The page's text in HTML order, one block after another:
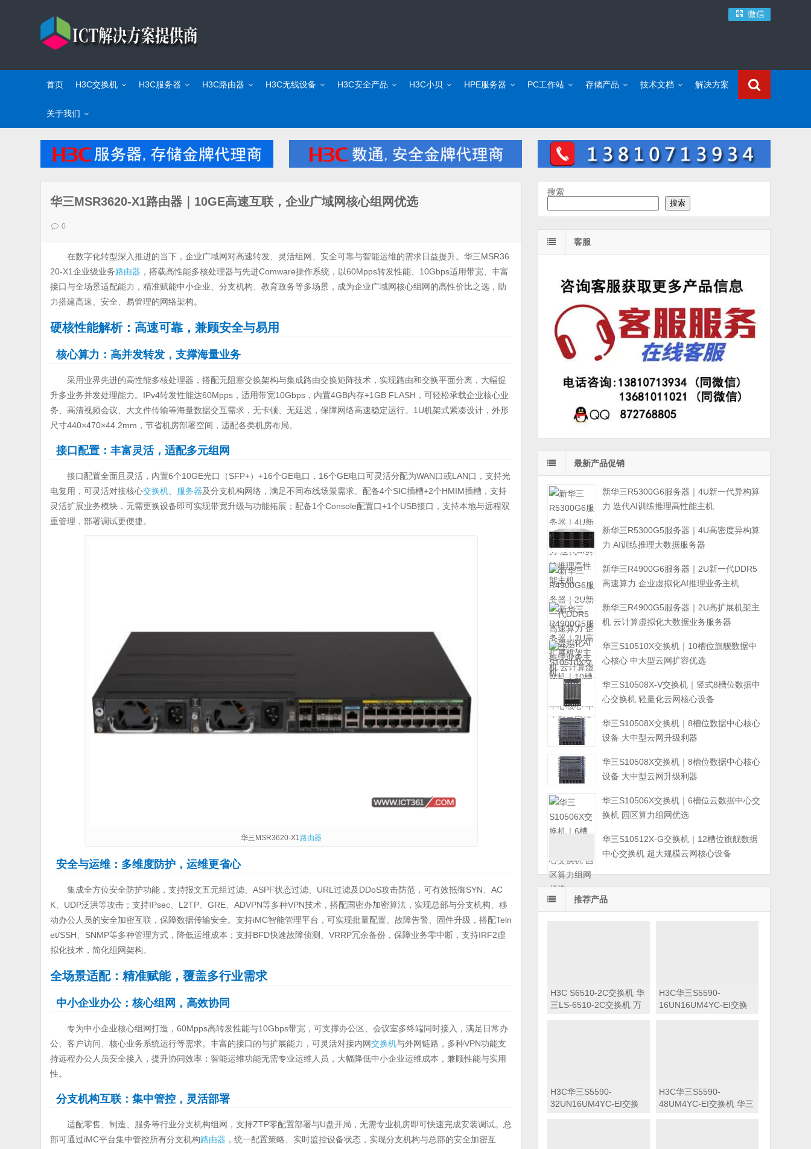
微信
首页 H3C交换机 H3C服务器 H3C路由器 H3C无线设备 H3C安全产品 H3C小贝 HPE服务器 PC工作站 存储产品 技术文档 解决方案
关于我们
华三MSR3620-X1路由器｜10GE高速互联，企业广域网核心组网优选
0
在数字化转型深入推进的当下，企业广域网对高速转发、灵活组网、安全可靠与智能运维的需求日益提升。华三MSR36
20-X1企业级业务路由器 ，搭载高性能多核处理器与先进Comware操作系统，以60Mpps转发性能、10Gbps适用带宽、丰富
接口与全场景适配能力，精准赋能中小企业、分支机构、教育政务等多场景，成为企业广域网核心组网的高性价比之选，助
力搭建高速、安全、易管理的网络架构。
硬核性能解析：高速可靠，兼顾安全与易用
核心算力：高并发转发，支撑海量业务
采用业界先进的高性能多核处理器，搭配无阻塞交换架构与集成路由交换矩阵技术，实现路由和交换平面分离，大幅提
升多业务并发处理能力。IPv4转发性能达60Mpps，适用带宽10Gbps，内置4GB内存+1GB FLASH，可轻松承载企业核心业
务、高清视频会议、大文件传输等海量数据交互需求，无卡顿、无延迟，保障网络高速稳定运行。1U机架式紧凑设计，外形
尺寸440×470×44.2mm，节省机房部署空间，适配各类机房布局。
接口配置：丰富灵活，适配多元组网
接口配置全面且灵活，内置6个10GE光口（SFP+）+16个GE电口，16个GE电口可灵活分配为WAN口或LAN口，支持光
电复用，可灵活对接核心交换机、 服务器及分支机构网络，满足不同布线场景需求。配备4个SIC插槽+2个HMIM插槽，支持
灵活扩展业务模块，无需更换设备即可实现带宽升级与功能拓展；配备1个Console配置口+1个USB接口，支持本地与远程双
重管理，部署调试更便捷。
华三MSR3620-X1路由器
安全与运维：多维度防护，运维更省心
集成全方位安全防护功能，支持报文五元组过滤、ASPF状态过滤、URL过滤及DDoS攻击防范，可有效抵御SYN、AC
K、UDP泛洪等攻击；支持IPsec、L2TP、GRE、ADVPN等多种VPN技术，搭配国密办加密算法，实现总部与分支机构、移
动办公人员的安全加密互联，保障数据传输安全。支持iMC智能管理平台，可实现批量配置、故障告警、固件升级，搭配Teln
et/SSH、SNMP等多种管理方式，降低运维成本；支持BFD快速故障侦测、VRRP冗余备份，保障业务零中断，支持IRF2虚
拟化技术，简化组网架构。
全场景适配：精准赋能，覆盖多行业需求
中小企业办公：核心组网，高效协同
专为中小企业核心组网打造，60Mpps高转发性能与10Gbps带宽，可支撑办公区、会议室多终端同时接入，满足日常办
公、客户访问、核心业务系统运行等需求。丰富的接口的与扩展能力，可灵活对接内网交换机与外网链路，多种VPN功能支
持远程办公人员安全接入，提升协同效率；智能运维功能无需专业运维人员，大幅降低中小企业运维成本，兼顾性能与实用
性。
分支机构互联：集中管控，灵活部署
适配零售、制造、服务等行业分支机构组网，支持ZTP零配置部署与U盘开局，无需专业机房即可快速完成安装调试。总
部可通过iMC平台集中管控所有分支机构路由器 ，统一配置策略、实时监控设备状态，实现分支机构与总部的安全加密互
搜索
搜索
客服
最新产品促销
新华三R5300G6服务器｜4U新一代异构算
力 迭代AI训练推理高性能主机
新华三R5300G5服务器｜4U高密度异构算
力 AI训练推理大数据服务器
新华三R4900G6服务器｜2U新一代DDR5
高速算力 企业虚拟化AI推理业务主机
新华三R4900G5服务器｜2U高扩展机架主
机 云计算虚拟化大数据业务服务器
华三S10510X交换机｜10槽位旗舰数据中
心核心 中大型云网扩容优选
华三S10508X-V交换机｜竖式8槽位数据中
心交换机 轻量化云网核心设备
华三S10508X交换机｜8槽位数据中心核心
设备 大中型云网升级利器
华三S10508X交换机｜8槽位数据中心核心
设备 大中型云网升级利器
华三S10506X交换机｜6槽位云数据中心交
换机 园区算力组网优选
华三S10512X-G交换机｜12槽位旗舰数据
中心交换机 超大规模云网核心设备
推荐产品
H3C S6510-2C交换机 华
三LS-6510-2C交换机 万
H3C华三S5590-
16UN16UM4YC-EI交换
H3C华三S5590-
32UN16UM4YC-EI交换
H3C华三S5590-
48UM4YC-EI交换机 华三